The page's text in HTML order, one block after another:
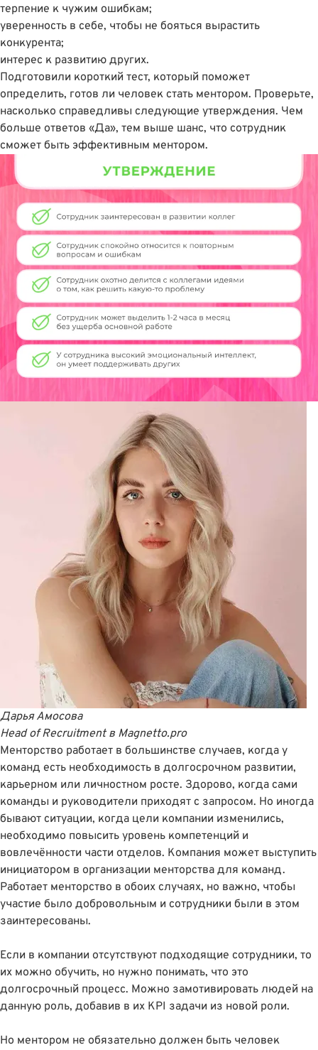
терпение к чужим ошибкам;
уверенность в себе, чтобы не бояться вырастить
конкурента;
интерес к развитию других.
Подготовили короткий тест, который поможет
определить, готов ли человек стать ментором. Проверьте,
насколько справедливы следующие утверждения. Чем
больше ответов «Да», тем выше шанс, что сотрудник
сможет быть эффективным ментором.
Дарья Амосова
Head of Recruitmentв Magnetto.pro
Менторство работает в большинстве случаев, когда у
команд есть необходимость в долгосрочном развитии,
карьерном или личностном росте. Здорово, когда сами
команды и руководители приходят с запросом. Но иногда
бывают ситуации, когда цели компании изменились,
необходимо повысить уровень компетенций и
вовлечённости части отделов. Компания может выступить
инициатором в организации менторства для команд.
Работает менторство в обоих случаях, но важно, чтобы
участие было добровольным и сотрудники были в этом
заинтересованы.
Если в компании отсутствуют подходящие сотрудники, то
их можно обучить, но нужно понимать, что это
долгосрочный процесс. Можно замотивировать людей на
данную роль, добавив в их KPI задачи из новой роли.
Но ментором не обязательно должен быть человек